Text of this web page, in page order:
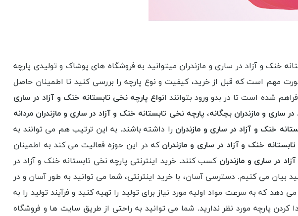
خنک و آزاد در ساری و مازندران میتوانید به فروشگاه های پوشاک و تولیدی پارچه
مهم است که قبل از خرید، کیفیت و نوع پارچه را بررسی کنید تا اطمینان حاصل
شده است تا در بدو ورود بتوانند انواع پارچه نخی تابستانه خنک و آزاد در ساری
ساری و مازندران بچگانه، پارچه نخی تابستانه خنک و آزاد در ساری و مازندران مردانه
خنک و آزاد در ساری و مازندران را داشته باشند. به این ترتیب هم می توانند به
خنک و آزاد در ساری و مازندران که در این حوزه فعالیت می کند به اطمینان
در ساری و مازندران کسب کنند. خرید اینترنتی پارچه نخی تابستانه خنک و آزاد در
بیان می کنیم. دسترسی آسان، با خرید اینترنتی، شما می توانید به طور آسان و در
که به سرعت مواد اولیه مورد نیاز برای تولید را تهیه کنید و فرآیند تولید را به
کردن پارچه مورد نظر ندارید. شما می توانید به راحتی از طریق سایت ها و فروشگاه